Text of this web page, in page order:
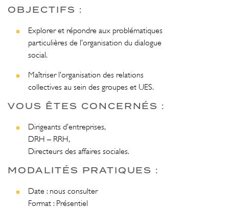
OBJECTIFS :
Explorer et répondre aux problématiques
particulières de l’organisation du dialogue
social.
Maîtriser l’organisation des relations
collectives au sein des groupes et UES.
VOUS ÊTES CONCERNÉS :
Dirigeants d’entreprises,
DRH – RRH,
Directeurs des affaires sociales.
MODALITÉS PRATIQUES :
Date : nous consulter
Format : Présentiel